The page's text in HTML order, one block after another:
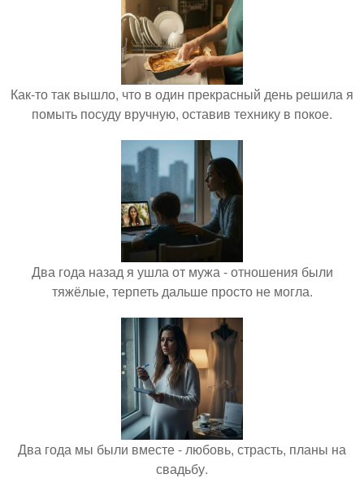
Как-то так вышло, что в один прекрасный день решила я
помыть посуду вручную, оставив технику в покое.
Два года назад я ушла от мужа - отношения были
тяжёлые, терпеть дальше просто не могла.
Два года мы были вместе - любовь, страсть, планы на
свадьбу.